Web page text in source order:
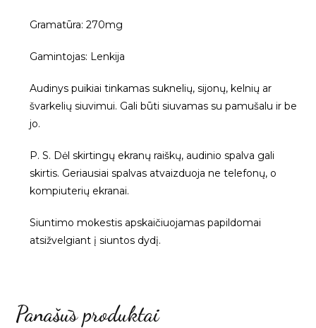
Gramatūra: 270mg
Gamintojas: Lenkija
Audinys puikiai tinkamas suknelių, sijonų, kelnių ar
švarkelių siuvimui. Gali būti siuvamas su pamušalu ir be
jo.
P. S. Dėl skirtingų ekranų raiškų, audinio spalva gali
skirtis. Geriausiai spalvas atvaizduoja ne telefonų, o
kompiuterių ekranai.
Siuntimo mokestis apskaičiuojamas papildomai
atsižvelgiant į siuntos dydį.
Panašūs produktai